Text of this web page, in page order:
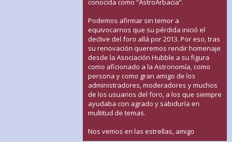
conocida como “AstroArbacia”.
Podemos afirmar sin temor a
equivocarnos que su pérdida inició el
declive del foro allá por 2013. Por eso, tras
su renovación queremos rendir homenaje
desde la Asociación Hubble a su figura
como aficionado a la Astronomía, como
persona y como gran amigo de los
administradores, moderadores y muchos
de los usuarios del foro, a los que siempre
ayudaba con agrado y sabiduría en
multitud de temas.
Nos vemos en las estrellas, amigo